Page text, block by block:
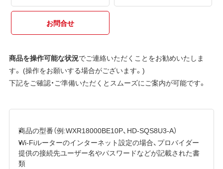
お問合せ
商品を操作可能な状況でご連絡いただくことをお勧めいたしま
す。 (操作をお願いする場合がございます。)
下記をご確認・ご準備いただくとスムーズにご案内が可能です。
商品の型番（例:WXR18000BE10P、HD-SQS8U3-A）
Wi-Fiルーターのインターネット設定の場合、プロバイダー
提供の接続先ユーザー名やパスワードなどが記載された書
類